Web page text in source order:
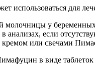
для
молочницы у
анализах, если
кремом или свечами
в виде